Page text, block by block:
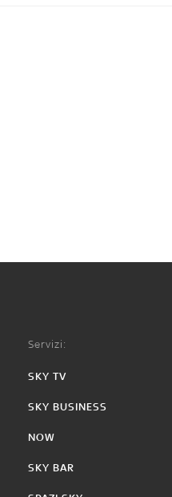
Servizi:
SKY TV
SKY BUSINESS
NOW
SKY BAR